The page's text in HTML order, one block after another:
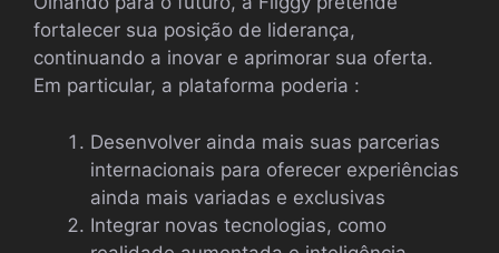
fortalecer sua posição de liderança,
continuando a inovar e aprimorar sua oferta.
Em particular, a plataforma poderia :
Desenvolver ainda mais suas parcerias
internacionais para oferecer experiências
ainda mais variadas e exclusivas
Integrar novas tecnologias, como